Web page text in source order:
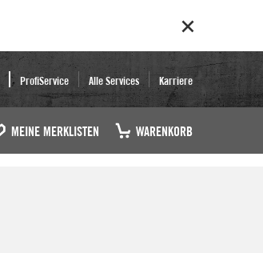
ProfiService Alle Services Karriere
MEINE MERKLISTEN WARENKORB